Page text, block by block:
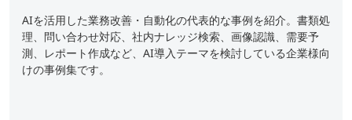
AIを活用した業務改善・自動化の代表的な事例を紹介。書類処
理、問い合わせ対応、社内ナレッジ検索、画像認識、需要予
測、レポート作成など、AI導入テーマを検討している企業様向
けの事例集です。